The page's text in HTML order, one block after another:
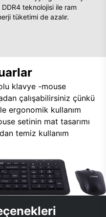
teknolojisi ile ram
tüketimi de azalır.
klavye -mouse
çalışabilirsiniz çünkü
ergonomik kullanım
setinin mat tasarımı
temiz kullanım